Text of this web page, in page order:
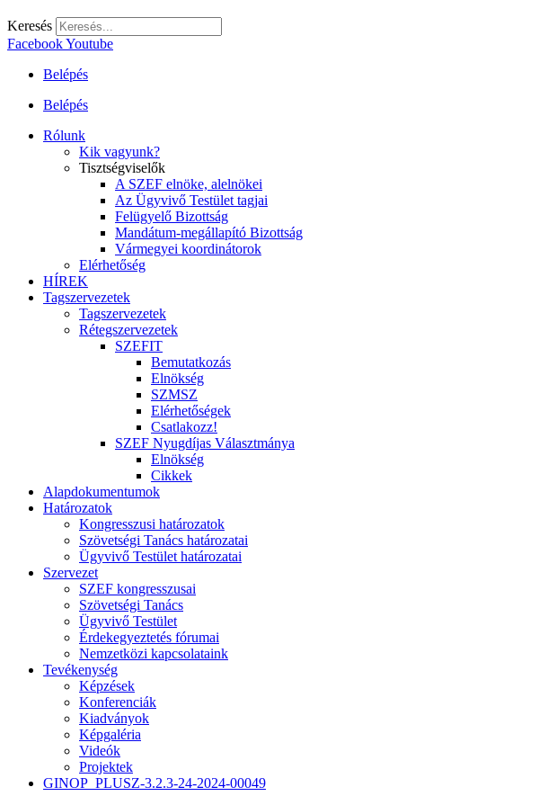
Keresés
FacebookYoutube
Belépés
Belépés
Rólunk
Kik vagyunk?
Tisztségviselők
A SZEF elnöke, alelnökei
Az Ügyvivő Testület tagjai
Felügyelő Bizottság
Mandátum-megállapító Bizottság
Vármegyei koordinátorok
Elérhetőség
HÍREK
Tagszervezetek
Tagszervezetek
Rétegszervezetek
SZEFIT
Bemutatkozás
Elnökség
SZMSZ
Elérhetőségek
Csatlakozz!
SZEF Nyugdíjas Választmánya
Elnökség
Cikkek
Alapdokumentumok
Határozatok
Kongresszusi határozatok
Szövetségi Tanács határozatai
Ügyvivő Testület határozatai
Szervezet
SZEF kongresszusai
Szövetségi Tanács
Ügyvivő Testület
Érdekegyeztetés fórumai
Nemzetközi kapcsolataink
Tevékenység
Képzések
Konferenciák
Kiadványok
Képgaléria
Videók
Projektek
GINOP_PLUSZ-3.2.3-24-2024-00049